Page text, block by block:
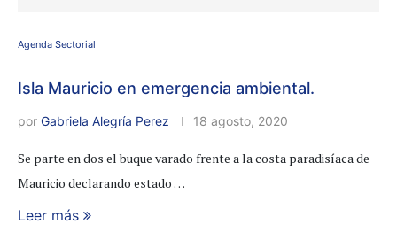
Agenda Sectorial
Isla Mauricio en emergencia ambiental.
por Gabriela Alegría Perez 18 agosto, 2020
Se parte en dos el buque varado frente a la costa paradisíaca de
Mauricio declarando estado …
Leer más